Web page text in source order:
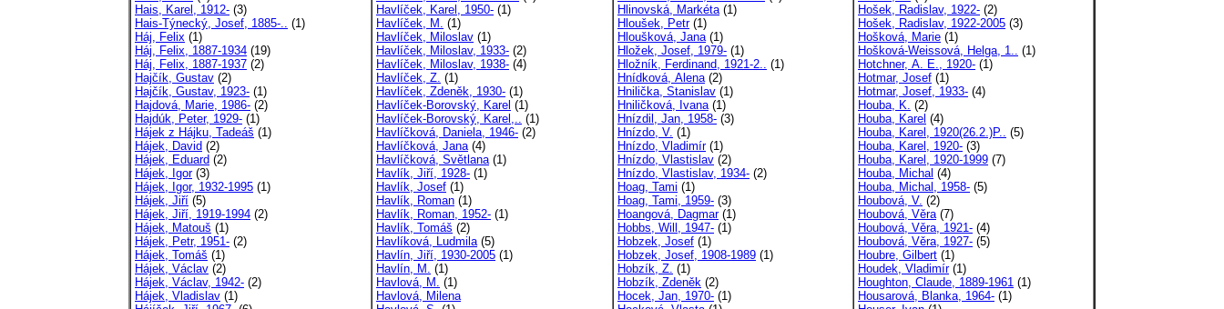
Hais, Karel, 1912- (3)
Hais-Týnecký, Josef, 1885-.. (1)
Háj, Felix (1)
Háj, Felix, 1887-1934 (19)
Háj, Felix, 1887-1937 (2)
Hajčík, Gustav (2)
Hajčík, Gustav, 1923- (1)
Hajdová, Marie, 1986- (2)
Hajdúk, Peter, 1929- (1)
Hájek z Hájku, Tadeáš (1)
Hájek, David (2)
Hájek, Eduard (2)
Hájek, Igor(3)
Hájek, Igor, 1932-1995 (1)
Hájek, Jiří (5)
Hájek, Jiří, 1919-1994 (2)
Hájek, Matouš (1)
Hájek, Petr, 1951- (2)
Hájek, Tomáš (1)
Hájek, Václav (2)
Hájek, Václav, 1942- (2)
Hájek, Vladislav (1)
Havlíček, Karel, 1950- (1)
Havlíček, M. (1)
Havlíček, Miloslav (1)
Havlíček, Miloslav, 1933- (2)
Havlíček, Miloslav, 1938- (4)
Havlíček, Z. (1)
Havlíček, Zdeněk, 1930- (1)
Havlíček-Borovský, Karel (1)
Havlíček-Borovský, Karel,.. (1)
Havlíčková, Daniela, 1946- (2)
Havlíčková, Jana(4)
Havlíčková, Světlana(1)
Havlík, Jiří, 1928- (1)
Havlík, Josef (1)
Havlík, Roman (1)
Havlík, Roman, 1952- (1)
Havlík, Tomáš (2)
Havlíková, Ludmila(5)
Havlín, Jiří, 1930-2005 (1)
Havlín, M. (1)
Havlová, M. (1)
Havlová, Milena
Hlinovská, Markéta(1)
Hloušek, Petr(1)
Hloušková, Jana(1)
Hložek, Josef, 1979- (1)
Hložník, Ferdinand, 1921-2.. (1)
Hnídková, Alena(2)
Hnilička, Stanislav (1)
Hniličková, Ivana(1)
Hnízdil, Jan, 1958- (3)
Hnízdo, V. (1)
Hnízdo, Vladimír(1)
Hnízdo, Vlastislav (2)
Hnízdo, Vlastislav, 1934- (2)
Hoag, Tami (1)
Hoag, Tami, 1959- (3)
Hoangová, Dagmar(1)
Hobbs, Will, 1947- (1)
Hobzek, Josef (1)
Hobzek, Josef, 1908-1989 (1)
Hobzík, Z. (1)
Hobzík, Zdeněk (2)
Hocek, Jan, 1970- (1)
Hošek, Radislav, 1922- (2)
Hošek, Radislav, 1922-2005 (3)
Hošková, Marie (1)
Hošková-Weissová, Helga, 1.. (1)
Hotchner, A. E., 1920- (1)
Hotmar, Josef (1)
Hotmar, Josef, 1933- (4)
Houba, K. (2)
Houba, Karel (4)
Houba, Karel, 1920(26.2.)P.. (5)
Houba, Karel, 1920- (3)
Houba, Karel, 1920-1999 (7)
Houba, Michal (4)
Houba, Michal, 1958- (5)
Houbová, V. (2)
Houbová, Věra(7)
Houbová, Věra, 1921- (4)
Houbová, Věra, 1927- (5)
Houbre, Gilbert (1)
Houdek, Vladimír(1)
Houghton, Claude, 1889-1961 (1)
Housarová, Blanka, 1964- (1)